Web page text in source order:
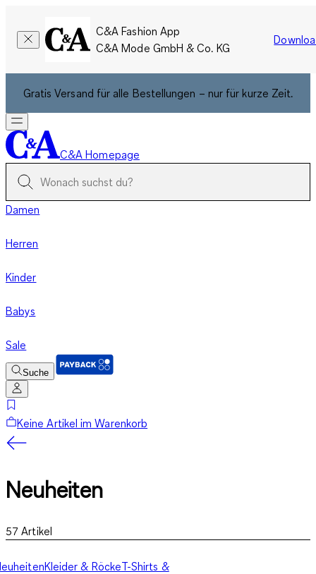
C&A Fashion App
C&A Mode GmbH & Co. KG
Gratis Versand für alle Bestellungen – nur für kurze Zeit.
C&A Homepage
Damen
Herren
Kinder
Babys
Sale
Suche
Keine Artikel im Warenkorb
Neuheiten
57 Artikel
Kleider & RöckeT-Shirts &